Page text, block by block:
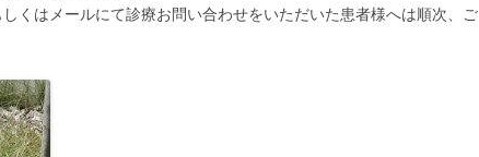
くはメールにて診療お問い合わせをいただいた患者様へは順次、ご